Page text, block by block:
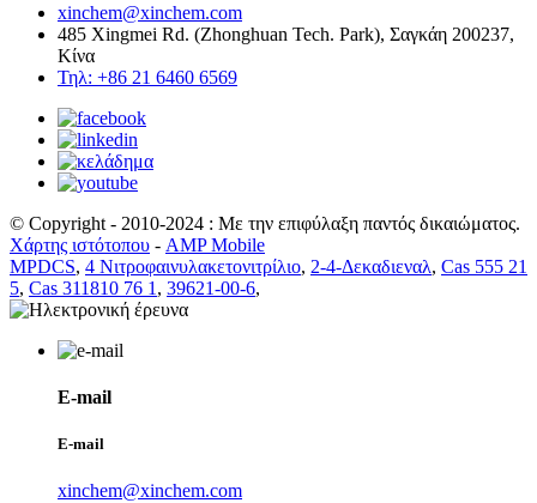
xinchem@xinchem.com
485 Xingmei Rd. (Zhonghuan Tech. Park), Σαγκάη 200237,
Κίνα
Τηλ: +86 21 6460 6569
© Copyright - 2010-2024 : Με την επιφύλαξη παντός δικαιώματος.
Χάρτης ιστότοπου - AMP Mobile
MPDCS, 4 Νιτροφαινυλακετονιτρίλιο, 2-4-Δεκαδιεναλ, Cas 555 21
5, Cas 311810 76 1 , 39621-00-6,
E-mail
E-mail
xinchem@xinchem.com